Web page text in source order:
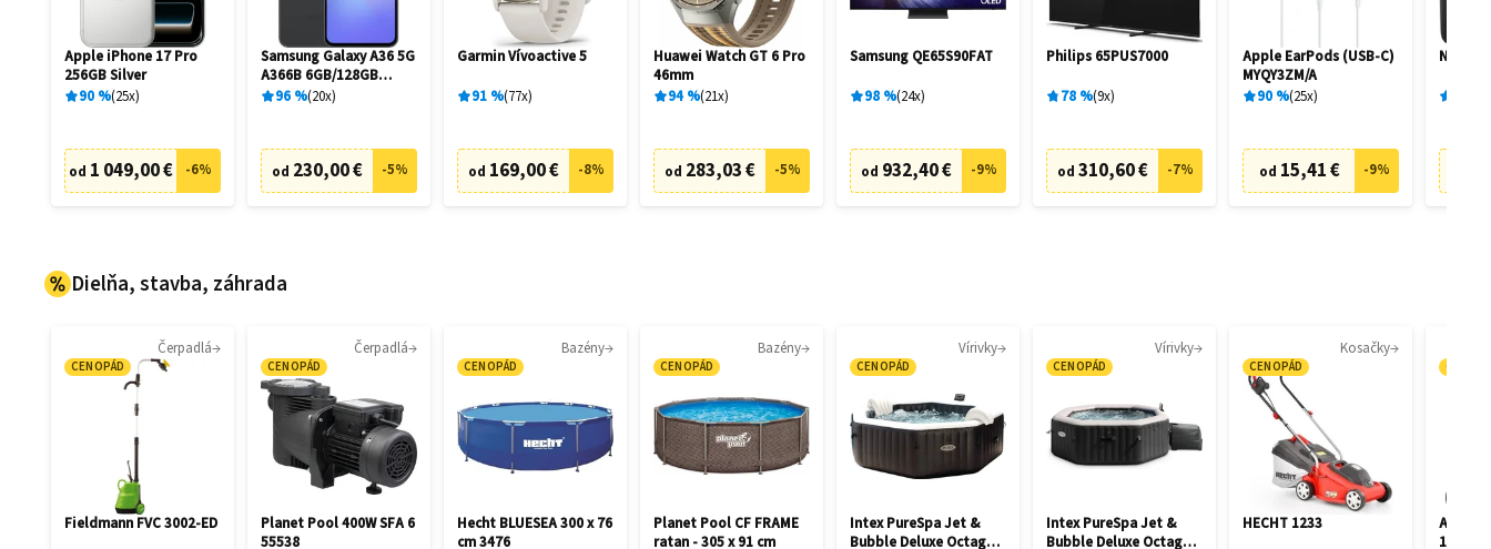
Apple iPhone 17 Pro
256GB Silver
90 % 25x
od 1 049,00 € -6%
Samsung Galaxy A36 5G
A366B 6GB/128GB
Awesome Black
96 % 20x
od 230,00 € -5%
Garmin Vívoactive 5
91 % 77x
od 169,00 € -8%
Huawei Watch GT 6 Pro
46mm
94% 21x
od 283,03 € -5%
Samsung QE65S90FAT
98 % 24x
od 932,40 € -9%
Philips 65PUS7000
78 % 9x
od 310,60 € -7%
Apple EarPods (USB‑C)
MYQY3ZM/A
90 % 25x
od 15,41 € -9%
Dielňa, stavba, záhrada
Čerpadlá
CENOPÁD
Fieldmann FVC 3002-ED
Čerpadlá
CENOPÁD
Planet Pool 400W SFA 6
55538
Bazény
CENOPÁD
Hecht BLUESEA 300 x 76
cm 3476
Bazény
CENOPÁD
Planet Pool CF FRAME
ratan - 305 x 91 cm
Vírivky
CENOPÁD
Intex PureSpa Jet &
Bubble Deluxe Octagon
Vírivky
CENOPÁD
Intex PureSpa Jet &
Bubble Deluxe Octagon
Kosačky
CENOPÁD
HECHT 1233
AL-KO
113852